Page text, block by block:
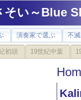
そい～Blue
演奏家で選ぶ 不
初頭 19世紀中葉